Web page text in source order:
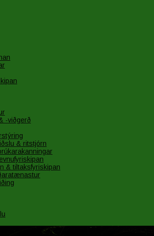
-viðgerð
& ritstjórn
& tiltaksfyriskipan